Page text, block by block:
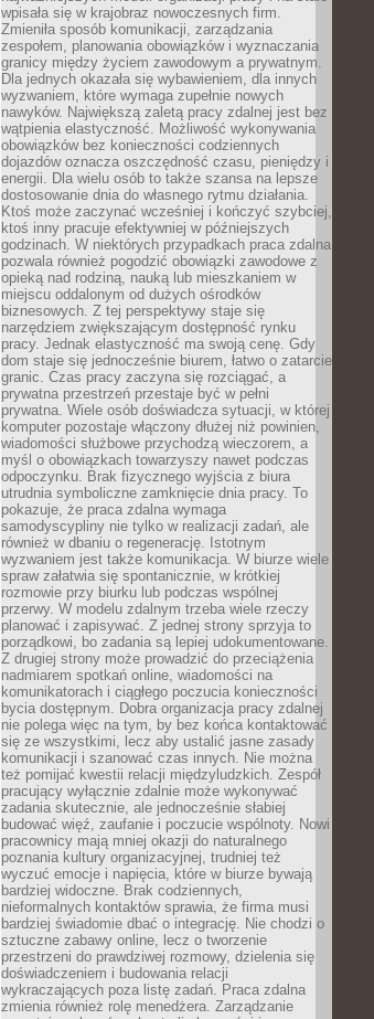
wpisała się w krajobraz nowoczesnych firm.
Zmieniła sposób komunikacji, zarządzania
zespołem, planowania obowiązków i wyznaczania
granicy między życiem zawodowym a prywatnym.
Dla jednych okazała się wybawieniem, dla innych
wyzwaniem, które wymaga zupełnie nowych
nawyków. Największą zaletą pracy zdalnej jest bez
wątpienia elastyczność. Możliwość wykonywania
obowiązków bez konieczności codziennych
dojazdów oznacza oszczędność czasu, pieniędzy i
energii. Dla wielu osób to także szansa na lepsze
dostosowanie dnia do własnego rytmu działania.
Ktoś może zaczynać wcześniej i kończyć szybciej,
ktoś inny pracuje efektywniej w późniejszych
godzinach. W niektórych przypadkach praca zdalna
pozwala również pogodzić obowiązki zawodowe z
opieką nad rodziną, nauką lub mieszkaniem w
miejscu oddalonym od dużych ośrodków
biznesowych. Z tej perspektywy staje się
narzędziem zwiększającym dostępność rynku
pracy. Jednak elastyczność ma swoją cenę. Gdy
dom staje się jednocześnie biurem, łatwo o zatarcie
granic. Czas pracy zaczyna się rozciągać, a
prywatna przestrzeń przestaje być w pełni
prywatna. Wiele osób doświadcza sytuacji, w której
komputer pozostaje włączony dłużej niż powinien,
wiadomości służbowe przychodzą wieczorem, a
myśl o obowiązkach towarzyszy nawet podczas
odpoczynku. Brak fizycznego wyjścia z biura
utrudnia symboliczne zamknięcie dnia pracy. To
pokazuje, że praca zdalna wymaga
samodyscypliny nie tylko w realizacji zadań, ale
również w dbaniu o regenerację. Istotnym
wyzwaniem jest także komunikacja. W biurze wiele
spraw załatwia się spontanicznie, w krótkiej
rozmowie przy biurku lub podczas wspólnej
przerwy. W modelu zdalnym trzeba wiele rzeczy
planować i zapisywać. Z jednej strony sprzyja to
porządkowi, bo zadania są lepiej udokumentowane.
Z drugiej strony może prowadzić do przeciążenia
nadmiarem spotkań online, wiadomości na
komunikatorach i ciągłego poczucia konieczności
bycia dostępnym. Dobra organizacja pracy zdalnej
nie polega więc na tym, by bez końca kontaktować
się ze wszystkimi, lecz aby ustalić jasne zasady
komunikacji i szanować czas innych. Nie można
też pomijać kwestii relacji międzyludzkich. Zespół
pracujący wyłącznie zdalnie może wykonywać
zadania skutecznie, ale jednocześnie słabiej
budować więź, zaufanie i poczucie wspólnoty. Nowi
pracownicy mają mniej okazji do naturalnego
poznania kultury organizacyjnej, trudniej też
wyczuć emocje i napięcia, które w biurze bywają
bardziej widoczne. Brak codziennych,
nieformalnych kontaktów sprawia, że firma musi
bardziej świadomie dbać o integrację. Nie chodzi o
sztuczne zabawy online, lecz o tworzenie
przestrzeni do prawdziwej rozmowy, dzielenia się
doświadczeniem i budowania relacji
wykraczających poza listę zadań. Praca zdalna
zmienia również rolę menedżera. Zarządzanie